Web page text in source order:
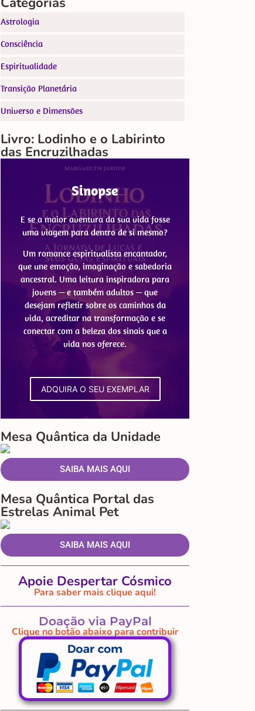
Astrologia
Consciência
Espiritualidade
Transição Planetária
Universo e Dimensões
Livro: Lodinho e o Labirinto
das Encruzilhadas
Sinopse
E se a maior aventura da sua vida fosse
uma viagem para dentro de si mesmo?
Um romance espiritualista encantador,
que une emoção, imaginação e sabedoria
ancestral. Uma leitura inspiradora para
jovens — e também adultos — que
desejam refletir sobre os caminhos da
vida, acreditar na transformação e se
conectar com a beleza dos sinais que a
vida nos oferece.
ADQUIRA O SEU EXEMPLAR
Mesa Quântica da Unidade
SAIBA MAIS AQUI
Mesa Quântica Portal das
Estrelas Animal Pet
SAIBA MAIS AQUI
Apoie Despertar Cósmico
Para saber mais clique aqui!
Doação via PayPal
Clique no botão abaixo para contribuir